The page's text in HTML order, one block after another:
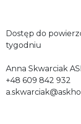
Dostęp do
tygodniu
Anna Skwarciak
+48 609 842 932